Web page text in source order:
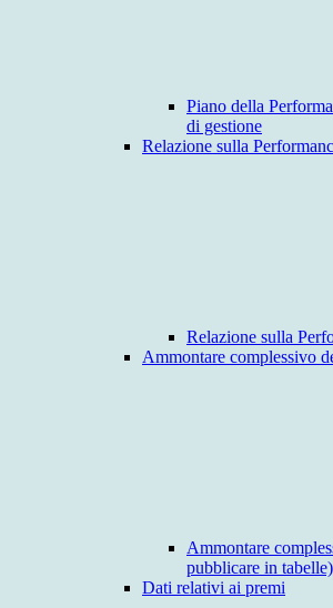
Piano della
di gestione
Relazione sulla
Relazione sulla
Ammontare complessivo
Ammontare
pubblicare in tabelle)
Dati relativi ai premi